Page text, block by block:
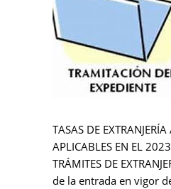
TASAS DE
APLICABLES EN EL
TRÁMITES DE
de la entrada en vigor